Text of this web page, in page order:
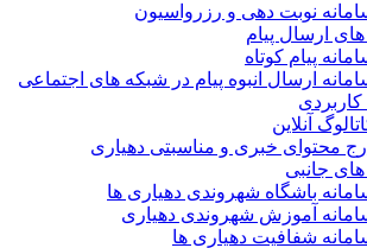
نوبت دهی و رزرواسیون
ارسال پیام
پیام کوتاه
ارسال انبوه پیام در شبکه های اجتماعی
آنلاین
محتوای خبری و مناسبتی دهیاری
جانبی
باشگاه شهروندی دهیاری ها
آموزش شهروندی دهیاری
شفافیت دهیاری ها